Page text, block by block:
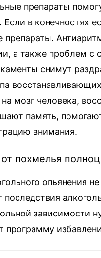
препараты
в конечностях
а также проблем с
снимут
мозг человека,
память,
внимания.
похмелья
опьянения
зависимости
программу